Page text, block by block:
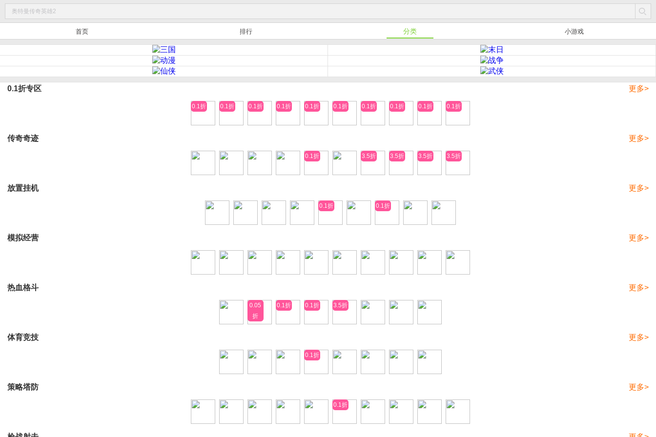
首页 排行 分类 小游戏
0.1折专区 更多>
0.1折 0.1折 0.1折 0.1折 0.1折 0.1折 0.1折 0.1折 0.1折 0.1折
传奇奇迹 更多>
0.1折 3.5折 3.5折 3.5折 3.5折
放置挂机 更多>
0.1折 0.1折
模拟经营 更多>
热血格斗 更多>
0.05
折
0.1折 0.1折 3.5折
体育竞技 更多>
0.1折
策略塔防 更多>
0.1折